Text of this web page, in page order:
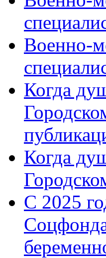
Военно-
Когда
Когда
С 2025